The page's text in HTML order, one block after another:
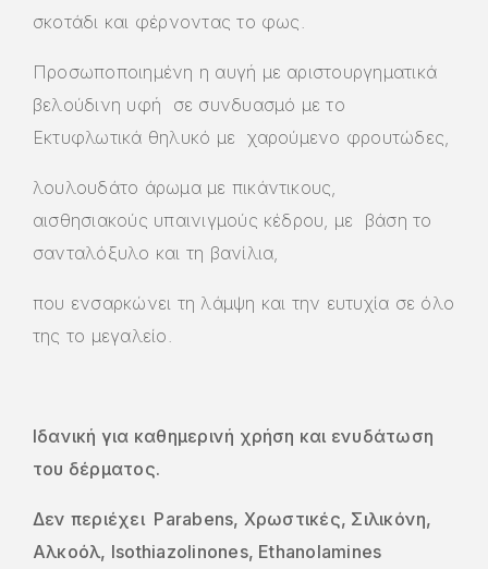
σκοτάδι και φέρνοντας το φως.
Προσωποποιημένη η αυγή με αριστουργηματικά
βελούδινη υφή σε συνδυασμό με το
Εκτυφλωτικά θηλυκό με χαρούμενο φρουτώδες,
λουλουδάτο άρωμα με πικάντικους,
αισθησιακούς υπαινιγμούς κέδρου, με βάση το
σανταλόξυλο και τη βανίλια,
που ενσαρκώνει τη λάμψη και την ευτυχία σε όλο
της το μεγαλείο.
Ιδανική για καθημερινή χρήση και ενυδάτωση
του δέρματος.
Δεν περιέχει Parabens, Χρωστικές, Σιλικόνη,
Αλκοόλ, Isothiazolinones, Ethanolamines